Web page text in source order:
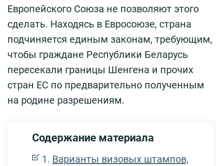
Европейского Союза не позволяют этого
сделать. Находясь в Евросоюзе, страна
подчиняется единым законам, требующим,
чтобы граждане Республики Беларусь
пересекали границы Шенгена и прочих
стран ЕС по предварительно полученным
на родине разрешениям.
Содержание материала
Варианты визовых штампов,